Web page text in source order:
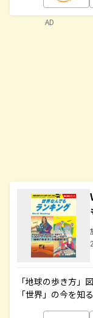
「地球の歩き方」
「世界」の今を知
AD